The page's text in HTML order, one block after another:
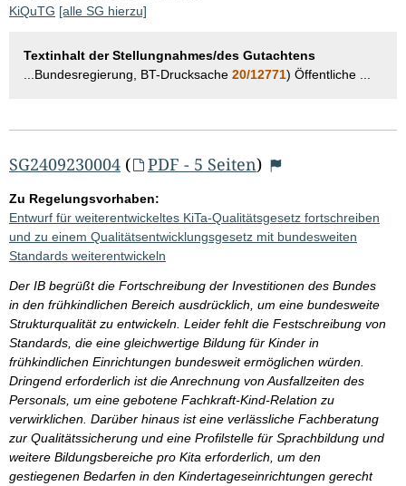
KiQuTG [alle SG hierzu]
Textinhalt der Stellungnahmes/des Gutachtens
...Bundesregierung, BT-Drucksache 20/12771) Öffentliche ...
SG2409230004 ( PDF - 5 Seiten)
Zu Regelungsvorhaben:
Entwurf für weiterentwickeltes KiTa-Qualitätsgesetz fortschreiben
und zu einem Qualitätsentwicklungsgesetz mit bundesweiten
Standards weiterentwickeln
Der IB begrüßt die Fortschreibung der Investitionen des Bundes
in den frühkindlichen Bereich ausdrücklich, um eine bundesweite
Strukturqualität zu entwickeln. Leider fehlt die Festschreibung von
Standards, die eine gleichwertige Bildung für Kinder in
frühkindlichen Einrichtungen bundesweit ermöglichen würden.
Dringend erforderlich ist die Anrechnung von Ausfallzeiten des
Personals, um eine gebotene Fachkraft-Kind-Relation zu
verwirklichen. Darüber hinaus ist eine verlässliche Fachberatung
zur Qualitätssicherung und eine Profilstelle für Sprachbildung und
weitere Bildungsbereiche pro Kita erforderlich, um den
gestiegenen Bedarfen in den Kindertageseinrichtungen gerecht